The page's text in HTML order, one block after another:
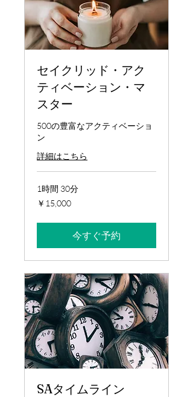
セイクリッド・アク
ティベーション・マ
スター
500の豊富なアクティベーショ
ン
詳細はこちら
1時間 30分
15,000
円
￥15,000
今すぐ予約
SAタイムライン